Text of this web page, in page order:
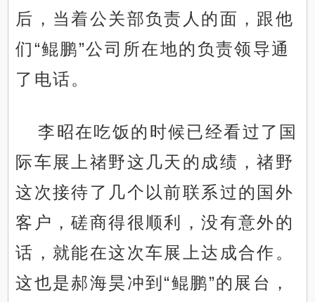
后，当着公关部负责人的面，跟他
们“鲲鹏”公司所在地的负责领导通
了电话。
李昭在吃饭的时候已经看过了国
际车展上禇野这几天的成绩，禇野
这次接待了几个以前联系过的国外
客户，磋商得很顺利，没有意外的
话，就能在这次车展上达成合作。
这也是郝海昊冲到“鲲鹏”的展台，